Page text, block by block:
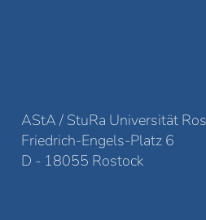
AStA / StuRa Universität
Friedrich-Engels-Platz 6
D - 18055 Rostock